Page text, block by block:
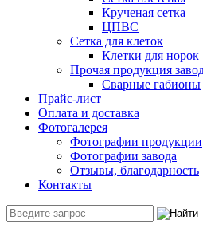
Крученая сетка
ЦПВС
Сетка для клеток
Клетки для норок
Прочая продукция
Сварные габионы
Прайс-лист
Оплата и доставка
Фотогалерея
Фотографии продукции
Фотографии завода
Отзывы, благодарность
Контакты